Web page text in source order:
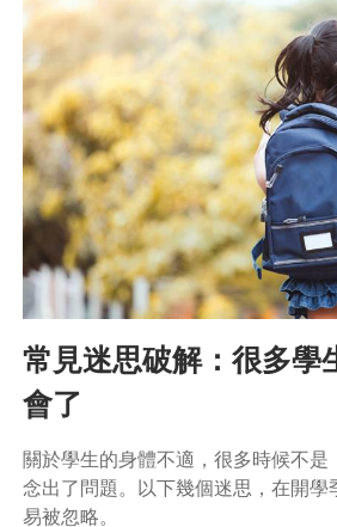
常見迷思破解：很多學
會了
關於學生的身體不適，很多時候不是
念出了問題。以下幾個迷思，在開學
易被忽略。